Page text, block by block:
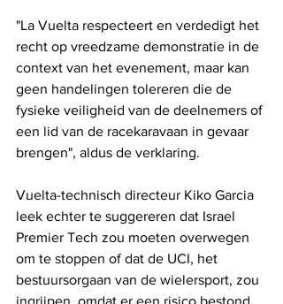
"La Vuelta respecteert en verdedigt het
recht op vreedzame demonstratie in de
context van het evenement, maar kan
geen handelingen tolereren die de
fysieke veiligheid van de deelnemers of
een lid van de racekaravaan in gevaar
brengen", aldus de verklaring.
Vuelta-technisch directeur Kiko Garcia
leek echter te suggereren dat Israel
Premier Tech zou moeten overwegen
om te stoppen of dat de UCI, het
bestuursorgaan van de wielersport, zou
ingrijpen, omdat er een risico bestond